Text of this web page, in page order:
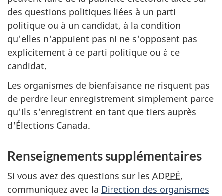
des questions politiques liées à un parti
politique ou à un candidat, à la condition
qu'elles n'appuient pas ni ne s'opposent pas
explicitement à ce parti politique ou à ce
candidat.
Les organismes de bienfaisance ne risquent pas
de perdre leur enregistrement simplement parce
qu'ils s'enregistrent en tant que tiers auprès
d'Élections Canada.
Renseignements supplémentaires
Si vous avez des questions sur les ADPPÉ,
communiquez avec la Direction des organismes